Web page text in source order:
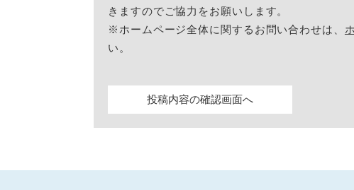
きますのでご協力をお願いします。
※ホームページ全体に関するお問い合わせは、
い。